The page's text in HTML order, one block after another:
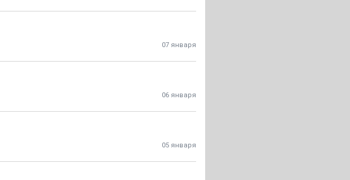
07 января
06 января
05 января